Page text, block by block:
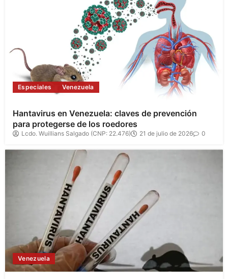
Especiales Venezuela
Hantavirus en Venezuela: claves de prevención
para protegerse de los roedores
Lcdo. Wuillians Salgado (CNP: 22.476) 21 de julio de 2026 0
Venezuela